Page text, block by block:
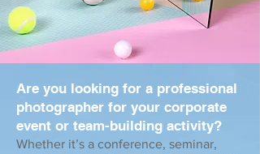
Are you looking for a professional
photographer for your corporate
event or team-building activity?
Whether it’s a conference, seminar,